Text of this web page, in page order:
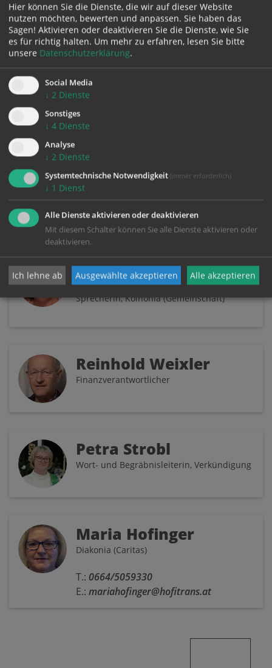
PFARR
Lechner
Pfarrkurat, Hauptamtlicher Seelsorger,
Liturgie
Hermine Lettner
Barbara Mühlparzer
PGR-Organisation, Seelsorgeteam-
Sprecherin, Koinonia (Gemeinschaft)
Reinhold Weixler
Finanzverantwortlicher
Petra Strobl
Wort- und Begräbnisleiterin, Verkündigung
Maria Hofinger
Diakonia (Caritas)
T.: 0664/5059330
E.: mariahofinger@hofitrans.at
Hier können Sie die Dienste, die wir auf dieser Website
nutzen möchten, bewerten und anpassen. Sie haben das
Sagen! Aktivieren oder deaktivieren Sie die Dienste, wie Sie
es für richtig halten. Um mehr zu erfahren, lesen Sie bitte
unsere Datenschutzerklärung.
Social Media
↓ 2 Dienste
Sonstiges
↓ 4 Dienste
Analyse
↓ 2 Dienste
Systemtechnische Notwendigkeit (immer erforderlich)
↓ 1 Dienst
Alle Dienste aktivieren oder deaktivieren
Mit diesem Schalter können Sie alle Dienste aktivieren oder
deaktivieren.
Ich lehne ab Ausgewählte akzeptieren Alle akzeptieren